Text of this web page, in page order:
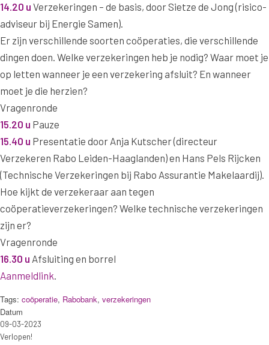
14.20 u Verzekeringen – de basis, door Sietze de Jong (risico-
adviseur bij Energie Samen).
Er zijn verschillende soorten coöperaties, die verschillende
dingen doen. Welke verzekeringen heb je nodig? Waar moet je
op letten wanneer je een verzekering afsluit? En wanneer
moet je die herzien?
Vragenronde
15.20 u Pauze
15.40 u Presentatie door Anja Kutscher (directeur
Verzekeren Rabo Leiden-Haaglanden) en Hans Pels Rijcken
(Technische Verzekeringen bij Rabo Assurantie Makelaardij).
Hoe kijkt de verzekeraar aan tegen
coöperatieverzekeringen? Welke technische verzekeringen
zijn er?
Vragenronde
16.30 u Afsluiting en borrel
Aanmeldlink.
Tags: coöperatie, Rabobank, verzekeringen
Datum
09-03-2023
Verlopen!